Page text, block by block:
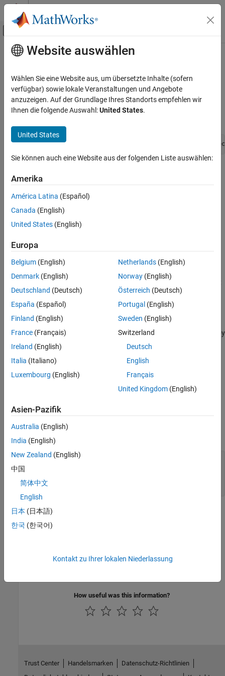
Weiter zum Inhalt
Umschaltung für Off-Canvas-
Startseite der Dokumentation
Author Block Algorithms
Author Blocks Using C/C++
Configure C/C++ S-Function Features
ssGetDWorkComplexSignal
Syntax
Arguments
Examples
Version History
Hauptinhalt
ssGetDWorkComplexSignal
Determine whether the elements of a Dwork vector are real or
complex numbers
CSignal_T ssGetDWorkComplexSignal(SimStruct *S, int_T
SimStruct that represents an
vector
ssGetNumDWork(S)-1
Returns
) if the specified vector contains complex numbers;
otherwise, COMPLEX_NO
Description
Use to determine the numeric type of the DWork vector specified by
the indexvector
Languages
Examples
The following example throws an error if the first DWork vector is
CSignal_T cs = ssGetDWorkComplexSignal(S, 0);
     ssSetErrorStatus(S,"Signal must be complex.");
}
See Also
Version History
How useful was this information?
Website auswählen
Wählen Sie eine Website aus, um übersetzte Inhalte (sofern
verfügbar) sowie lokale Veranstaltungen und Angebote
anzuzeigen. Auf der Grundlage Ihres Standorts empfehlen wir
Ihnen die folgende Auswahl:United States.
United States
Sie können auch eine Website aus der folgenden Liste auswählen:
Amerika
América Latina (Español)
Canada (English)
United States (English)
Europa
Belgium (English)
Denmark (English)
Deutschland (Deutsch)
España (Español)
Finland (English)
France (Français)
Ireland (English)
Italia (Italiano)
Luxembourg (English)
Netherlands(English)
Norway(English)
Österreich (Deutsch)
Portugal (English)
Sweden (English)
Switzerland
Deutsch
English
Français
United Kingdom(English)
Asien-Pazifik
Australia (English)
India (English)
New Zealand (English)
中国
简体中文
English
日本 (日本語)
한국 (한국어)
Kontakt zu Ihrer lokalen Niederlassung
Trust Center Handelsmarken
Datenschutz-Richtlinien